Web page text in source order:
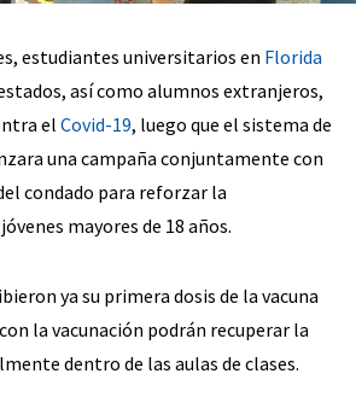
estudiantes universitarios en Florida
así como alumnos extranjeros,
el Covid-19, luego que el sistema de
una campaña conjuntamente con
condado para reforzar la
mayores de 18 años.
ya su primera dosis de la vacuna
la vacunación podrán recuperar la
dentro de las aulas de clases.